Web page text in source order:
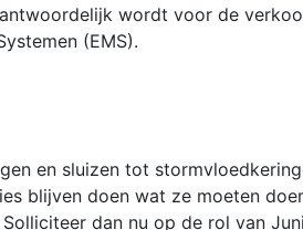
wordt voor de
(EMS).
en sluizen tot
blijven doen wat ze moeten
dan nu op de rol van